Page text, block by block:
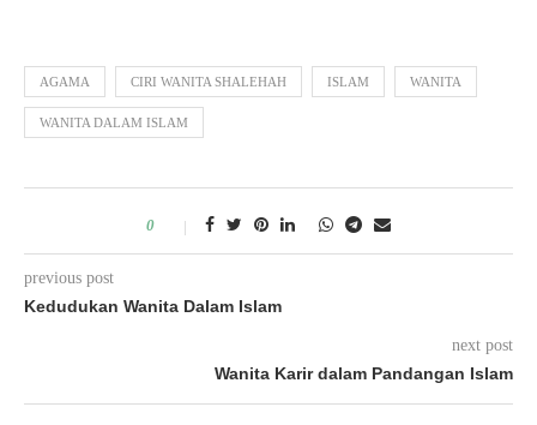
AGAMA CIRI WANITA SHALEHAH ISLAM WANITA
WANITA DALAM ISLAM
0
previous post
Kedudukan Wanita Dalam Islam
next post
Wanita Karir dalam Pandangan Islam